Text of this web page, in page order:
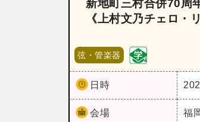
新地町三村合併70周
《上村文乃チェロ・
弦・管楽器
日時
会場 福